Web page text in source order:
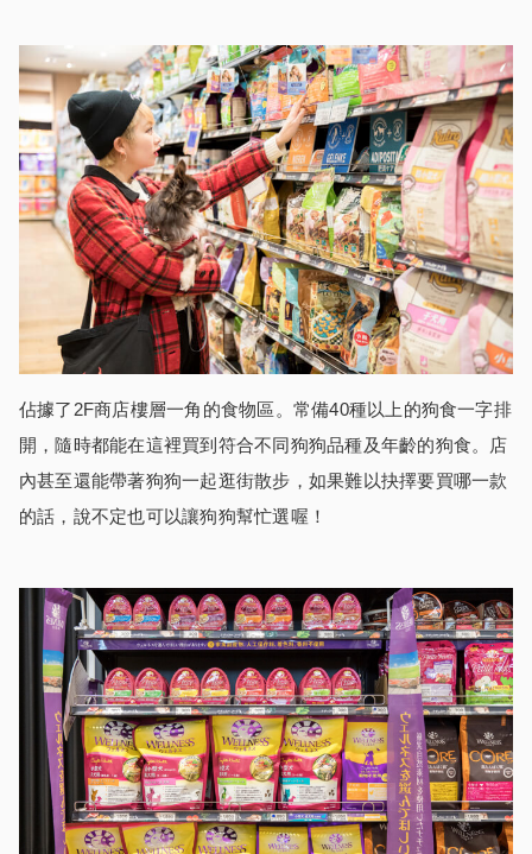
佔據了2F商店樓層一角的食物區。常備40種以上的狗食一字排
開，隨時都能在這裡買到符合不同狗狗品種及年齡的狗食。店
內甚至還能帶著狗狗一起逛街散步，如果難以抉擇要買哪一款
的話，說不定也可以讓狗狗幫忙選喔！